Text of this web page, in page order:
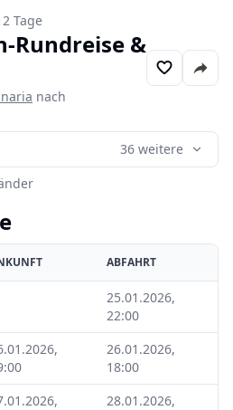
Tage
Rundreise &
nach
36 weitere
ABFAHRT
25.01.2026,
22:00
26.01.2026,
18:00
28.01.2026,